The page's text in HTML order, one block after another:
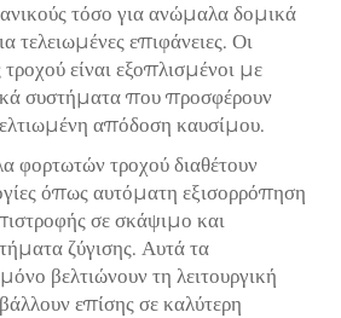
τόσο για ανώμαλα δομικά
τελειωμένες επιφάνειες. Οι
είναι εξοπλισμένοι με
συστήματα που προσφέρουν
απόδοση καυσίμου.
φορτωτών τροχού διαθέτουν
όπως αυτόματη εξισορρόπηση
σε σκάψιμο και
ζύγισης. Αυτά τα
βελτιώνουν τη λειτουργική
επίσης σε καλύτερη